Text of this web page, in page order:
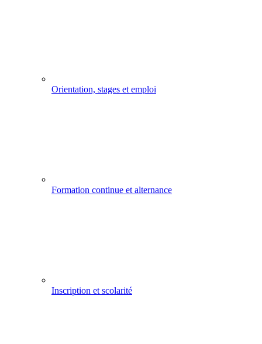
Orientation, stages et emploi
Formation continue et alternance
Inscription et scolarité